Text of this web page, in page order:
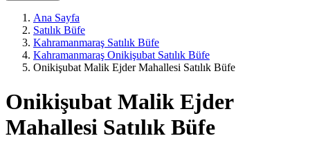
Ana Sayfa
Satılık Büfe
Kahramanmaraş Satılık Büfe
Kahramanmaraş Onikişubat Satılık Büfe
Onikişubat Malik Ejder Mahallesi Satılık Büfe
Onikişubat Malik Ejder
Mahallesi Satılık Büfe